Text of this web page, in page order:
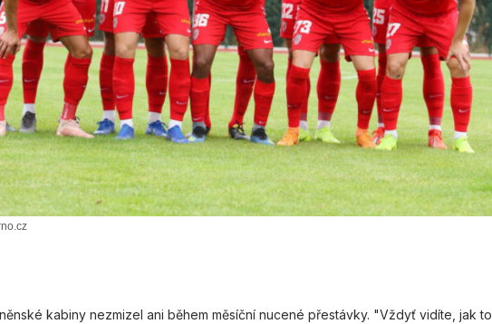
kabiny nezmizel ani během měsíční nucené přestávky. "Vždyť vidíte, jak to